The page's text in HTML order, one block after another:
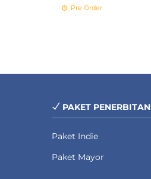
Pre Order
PAKET PENERBITAN
Paket Indie
Paket Mayor